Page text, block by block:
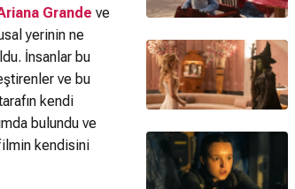
Grande ve
yerinin ne
İnsanlar bu
ve bu
kendi
bulundu ve
kendisini